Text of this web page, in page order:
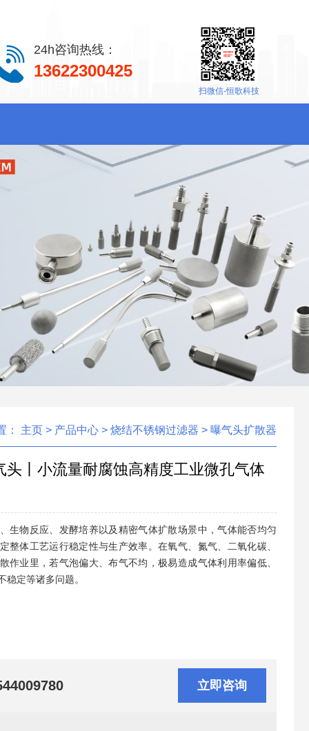
扫微信-恒歌科技
24h咨询热线：
13622300425
： 主页 > 产品中心 > 烧结不锈钢过滤器 > 曝气头扩散器
头丨小流量耐腐蚀高精度工业微孔气体
生物反应、发酵培养以及精密气体扩散场景中，气体能否均匀
整体工艺运行稳定性与生产效率。在氧气、氮气、二氧化碳、
作业里，若气泡偏大、布气不均，极易造成气体利用率偏低、
稳定等诸多问题。
立即咨询